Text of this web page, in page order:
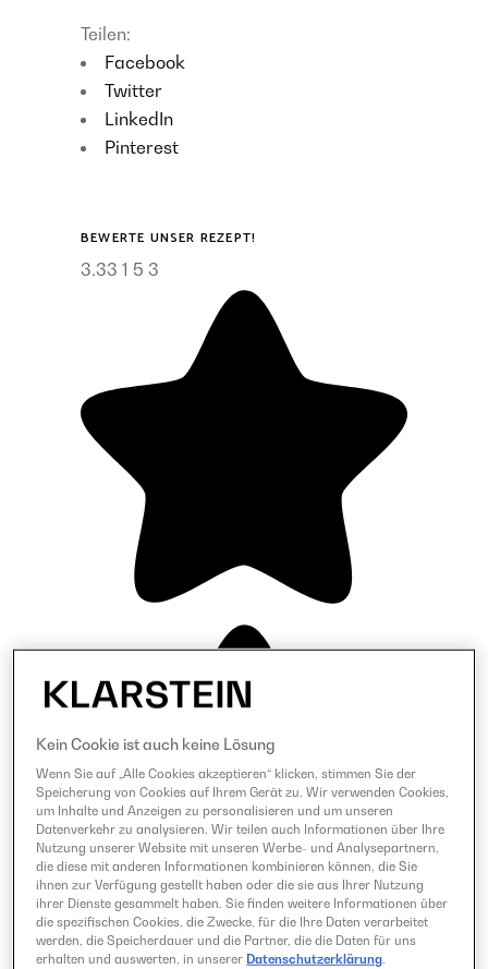
Teilen:
Facebook
Twitter
LinkedIn
Pinterest
BEWERTE UNSER REZEPT!
3.33 1 5 3
Kein Cookie ist auch keine Lösung
Wenn Sie auf „Alle Cookies akzeptieren“ klicken, stimmen Sie der
Speicherung von Cookies auf Ihrem Gerät zu. Wir verwenden Cookies,
um Inhalte und Anzeigen zu personalisieren und um unseren
Datenverkehr zu analysieren. Wir teilen auch Informationen über Ihre
Nutzung unserer Website mit unseren Werbe- und Analysepartnern,
die diese mit anderen Informationen kombinieren können, die Sie
ihnen zur Verfügung gestellt haben oder die sie aus Ihrer Nutzung
ihrer Dienste gesammelt haben. Sie finden weitere Informationen über
die spezifischen Cookies, die Zwecke, für die Ihre Daten verarbeitet
werden, die Speicherdauer und die Partner, die die Daten für uns
erhalten und auswerten, in unserer Datenschutzerklärung.